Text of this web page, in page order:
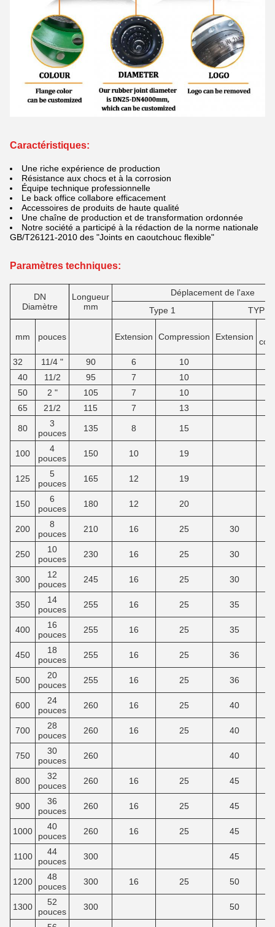
Caractéristiques:
Une riche expérience de production
Résistance aux chocs et à la corrosion
Équipe technique professionnelle
Le back office collabore efficacement
Accessoires de produits de haute qualité
Une chaîne de production et de transformation ordonnée
Notre société a participé à la rédaction de la norme nationale
GB/T26121-2010 des "Joints en caoutchouc flexible"
Paramètres techniques:
DN
Diamètre
Longueur
mm
Déplacement de l'axe
Type 1
TYPE
mm pouces Extension Compression Extension
32 11/4 " 90 6
10
40
11/2 95 7
10
50
2 " 105 7
10
65
21/2 115 7 13
80
3
pouces
135 8 15
100
4
pouces
150 10 19
125
5
pouces
165 12 19
150
6
pouces
180 12 20
200
8
pouces
210 16 25 30
250
10
pouces
230 16 25 30
300
12
pouces
245 16 25 30
350
14
pouces
255 16 25 35
400
16
pouces
255 16 25 35
450
18
pouces
255 16 25 36
500
20
pouces
255 16 25 36
600
24
pouces
260 16 25 40
700
28
pouces
260 16 25 40
750
30
pouces
260 40
800
32
pouces
260 16 25 45
900
36
pouces
260 16 25 45
1000
40
pouces
260 16 25 45
1100
44
pouces
300 45
1200
48
pouces
300 16 25 50
1300
52
pouces
300 50